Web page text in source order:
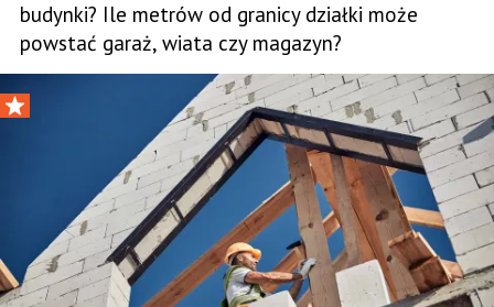
budynki? Ile metrów od granicy działki może
powstać garaż, wiata czy magazyn?